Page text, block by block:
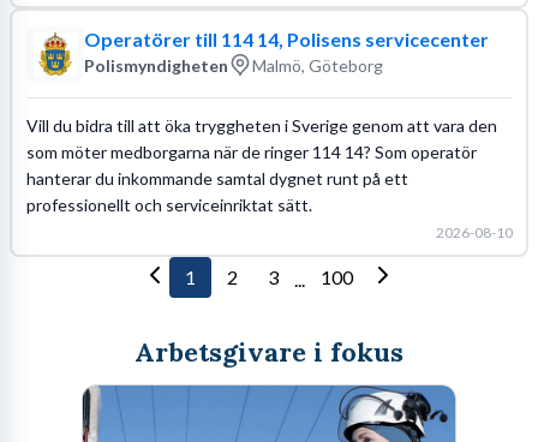
Operatörer till 114 14, Polisens servicecenter
Polismyndigheten Malmö, Göteborg
Vill du bidra till att öka tryggheten i Sverige genom att vara den
som möter medborgarna när de ringer 114 14? Som operatör
hanterar du inkommande samtal dygnet runt på ett
professionellt och serviceinriktat sätt.
2026-08-10
1 2 3 ... 100
Arbetsgivare i fokus